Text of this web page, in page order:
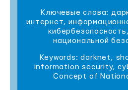
Ключевые слова:
интернет,
национальной
Keywords: darknet,
information security,
Concept of